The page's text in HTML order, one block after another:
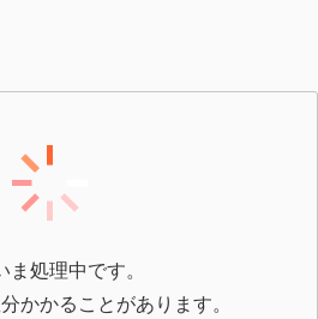
ま処理中です。
かかることがあります。